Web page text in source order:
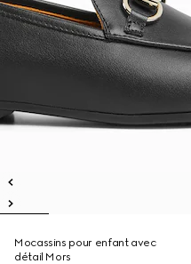
Mocassins pour enfant avec
détail Mors